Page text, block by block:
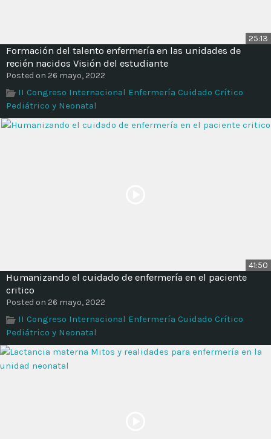
25:13
Formación del talento enfermería en las unidades de
recién nacidos Visión del estudiante
Posted on 26 mayo, 2022
II Congreso Internacional Enfermería Cuidado Crítico
Pediátrico y Neonatal
41:50
Humanizando el cuidado de enfermería en el paciente
critico
Posted on 26 mayo, 2022
II Congreso Internacional Enfermería Cuidado Crítico
Pediátrico y Neonatal